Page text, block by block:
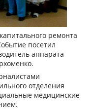
ремонта
посетил
аппарата
отделения
медицинские